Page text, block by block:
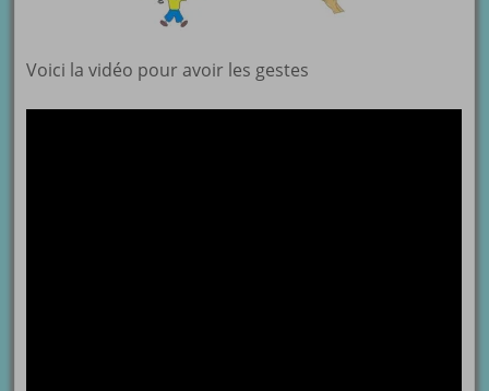
Voici la vidéo pour avoir les gestes